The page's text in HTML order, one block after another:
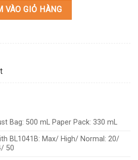
DÙNG PIN số lượng
VÀO GIỎ HÀNG
Bag: 500 mL Paper Pack: 330 mL
BL1041B: Max/ High/ Normal: 20/
50